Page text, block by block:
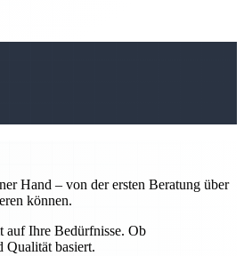
Hand – von der ersten Beratung über
können.
auf Ihre Bedürfnisse. Ob
Qualität basiert.